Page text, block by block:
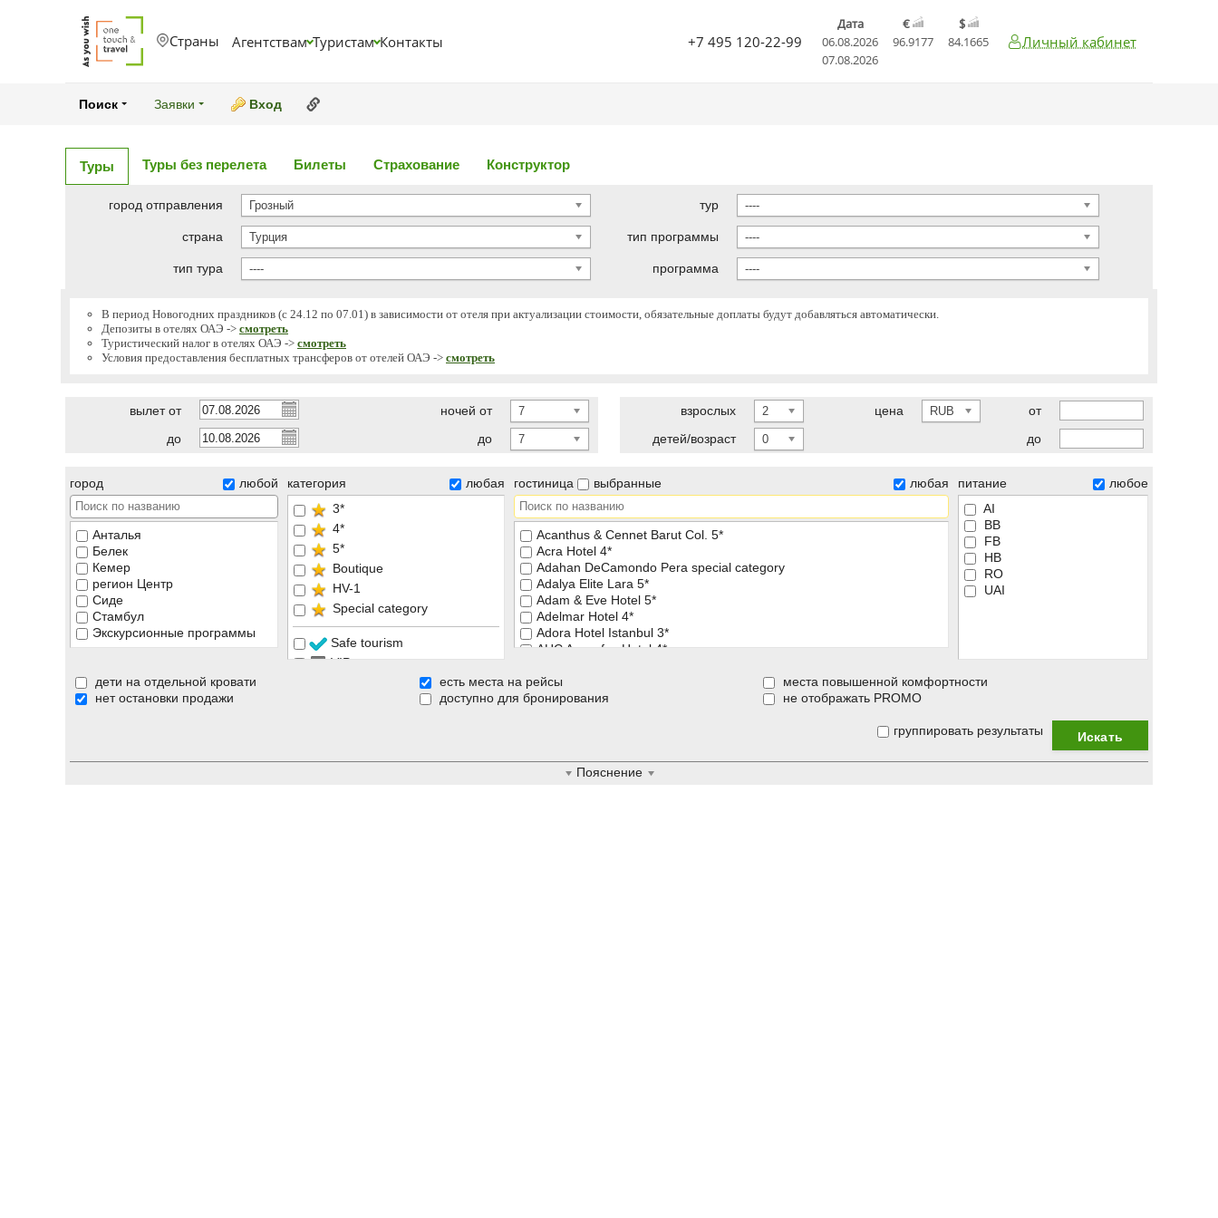
Страны Агентствам Туристам Контакты +7 495 120-22-99
Дата €
$
06.08.2026
96.9177
84.1665
07.08.2026
Личный кабинет
Поиск Заявки Вход
Туры Туры без перелета Билеты Страхование Конструктор
город отправления Грозный
страна Турция
тип тура ----
тур ----
тип программы ----
программа ----
В период Новогодних праздников (с 24.12 по 07.01) в зависимости от отеля при актуализации стоимости, обязательные доплаты будут добавляться автоматически.
Депозиты в отелях ОАЭ -> смотреть
Туристический налог в отелях ОАЭ -> смотреть
Условия предоставления бесплатных трансферов от отелей ОАЭ -> смотреть
вылет от ночей от 7
до до 7
взрослых 2 цена RUB
от
детей/возраст
0 до
город любой
Анталья
Белек
Кемер
регион Центр
Сиде
Стамбул
Экскурсионные программы
категория
любая
3*
4*
5*
Boutique
HV-1
Special category
Safe tourism
VIP
Гарантия лучшей цены
Подогреваемый бассейн
гостиница выбранные любая
Acanthus & Cennet Barut Col. 5*
Acra Hotel 4*
Adahan DeCamondo Pera special category
Adalya Elite Lara 5*
Adam & Eve Hotel 5*
Adelmar Hotel 4*
Adora Hotel Istanbul 3*
AHC Ayasofya Hotel 4*
AHC Old City Hotel (ex. Zurich Hotel Laleli) 4*
AHC Taksim Hotel (ex. Hotel Villa Zurich) 3*
Akka Antedon Hotel 5*
Akka Hotel Alinda 5*
питание
любое
AI
BB
FB
HB
RO
UAI
дети на отдельной кровати есть места на рейсы
места повышенной комфортности
нет остановки продажи
доступно для бронирования не отображать PROMO
Искать
группировать результаты
Пояснение